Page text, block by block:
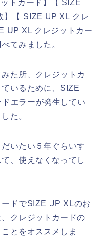
トカード】【 SIZE
【 SIZE UP XL クレ
UP XL クレジットカー
てみました。
た所、クレジットカ
いるために、SIZE
エラーが発生してい
た。
いたい５年ぐらいす
、使えなくなってし
ドでSIZE UP XLのお
クレジットカードの
とをオススメしま